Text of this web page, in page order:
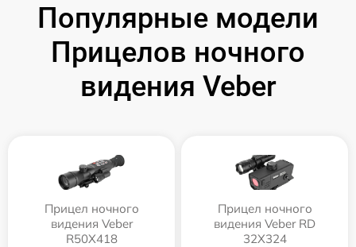
Популярные модели
Прицелов ночного
видения Veber
Прицел ночного
видения Veber
R50X418
Прицел ночного
видения Veber RD
32X324